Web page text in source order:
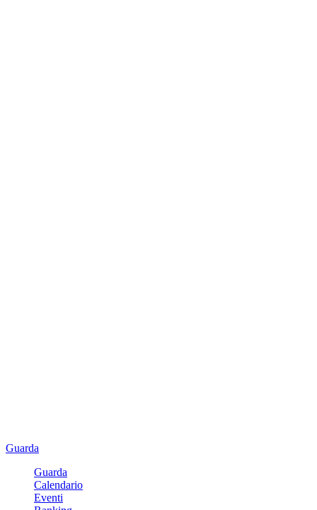
Guarda
Guarda
Calendario
Eventi